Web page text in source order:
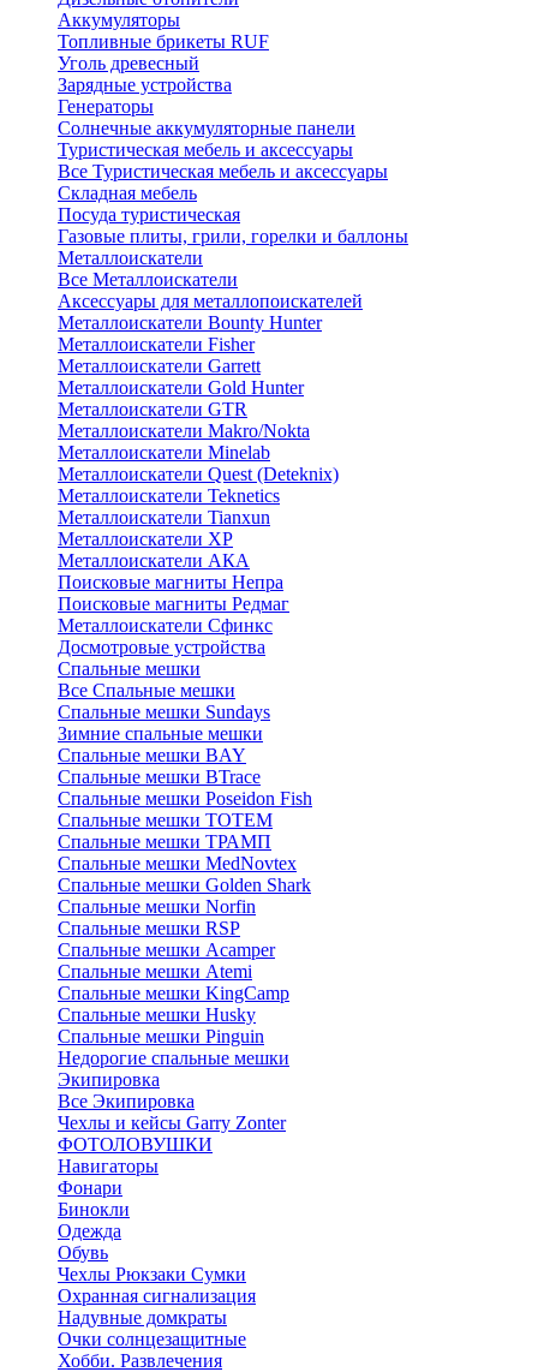
Аккумуляторы
Топливные брикеты RUF
Уголь древесный
Зарядные устройства
Генераторы
Солнечные аккумуляторные панели
Туристическая мебель и аксессуары
Все Туристическая мебель и аксессуары
Складная мебель
Посуда туристическая
Газовые плиты, грили, горелки и баллоны
Металлоискатели
Все Металлоискатели
Аксессуары для металлопоискателей
Металлоискатели Bounty Hunter
Металлоискатели Fisher
Металлоискатели Garrett
Металлоискатели Gold Hunter
Металлоискатели GTR
Металлоискатели Makro/Nokta
Металлоискатели Minelab
Металлоискатели Quest (Deteknix)
Металлоискатели Teknetics
Металлоискатели Tianxun
Металлоискатели XP
Металлоискатели АКА
Поисковые магниты Непра
Поисковые магниты Редмаг
Металлоискатели Сфинкс
Досмотровые устройства
Спальные мешки
Все Спальные мешки
Спальные мешки Sundays
Зимние спальные мешки
Спальные мешки BAY
Спальные мешки BTrace
Спальные мешки Poseidon Fish
Спальные мешки ТОТЕМ
Спальные мешки ТРАМП
Cпальные мешки MedNovtex
Спальные мешки Golden Shark
Спальные мешки Norfin
Спальные мешки RSP
Спальные мешки Acamper
Спальные мешки Atemi
Спальные мешки KingCamp
Спальные мешки Husky
Спальные мешки Pinguin
Недорогие спальные мешки
Экипировка
Все Экипировка
Чехлы и кейсы Garry Zonter
ФОТОЛОВУШКИ
Навигаторы
Фонари
Бинокли
Одежда
Обувь
Чехлы Рюкзаки Сумки
Охранная сигнализация
Надувные домкраты
Очки солнцезащитные
Хобби. Развлечения